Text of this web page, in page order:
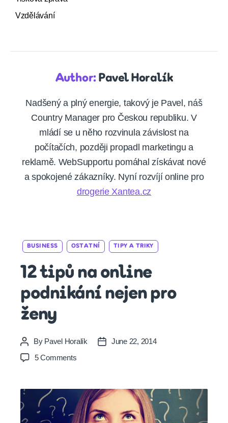
Vzdělávání
Author: Pavel Horalík
Nadšený a plný energie, takový je Pavel, náš
Country Manager pro Českou republiku. V
mládí se u něho rozvinula závislost na
počítačích, později propadl marketingu a
reklamě. WebSupportu pomáhal získávat nové
a spokojené zákazníky. Nyní rozvíjí online pro
drogerie Xantea.cz
Categories
BUSINESS OSTATNÍ TIPY A TRIKY
12 tipů na online
podnikání nejen pro
ženy
Post
author
By Pavel Horalík
PostJune 22, 2014
5 Commentson
na
online
podnikání